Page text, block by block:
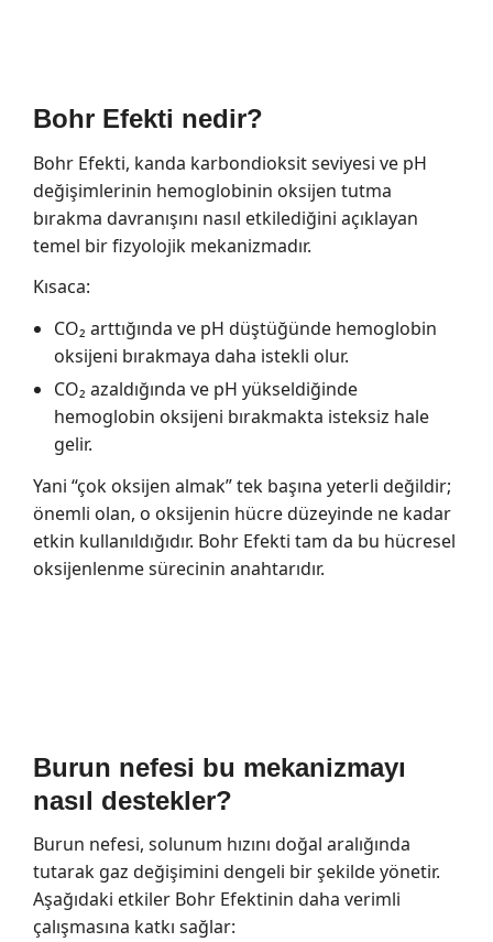
Bohr Efekti nedir?
Bohr Efekti, kanda karbondioksit seviyesi ve pH
değişimlerinin hemoglobinin oksijen tutma
bırakma davranışını nasıl etkilediğini açıklayan
temel bir fizyolojik mekanizmadır.
Kısaca:
CO₂ arttığında ve pH düştüğünde hemoglobin
oksijeni bırakmaya daha istekli olur.
CO₂ azaldığında ve pH yükseldiğinde
hemoglobin oksijeni bırakmakta isteksiz hale
gelir.
Yani “çok oksijen almak” tek başına yeterli değildir;
önemli olan, o oksijenin hücre düzeyinde ne kadar
etkin kullanıldığıdır. Bohr Efekti tam da bu hücresel
oksijenlenme sürecinin anahtarıdır.
Burun nefesi bu mekanizmayı
nasıl destekler?
Burun nefesi, solunum hızını doğal aralığında
tutarak gaz değişimini dengeli bir şekilde yönetir.
Aşağıdaki etkiler Bohr Efektinin daha verimli
çalışmasına katkı sağlar: